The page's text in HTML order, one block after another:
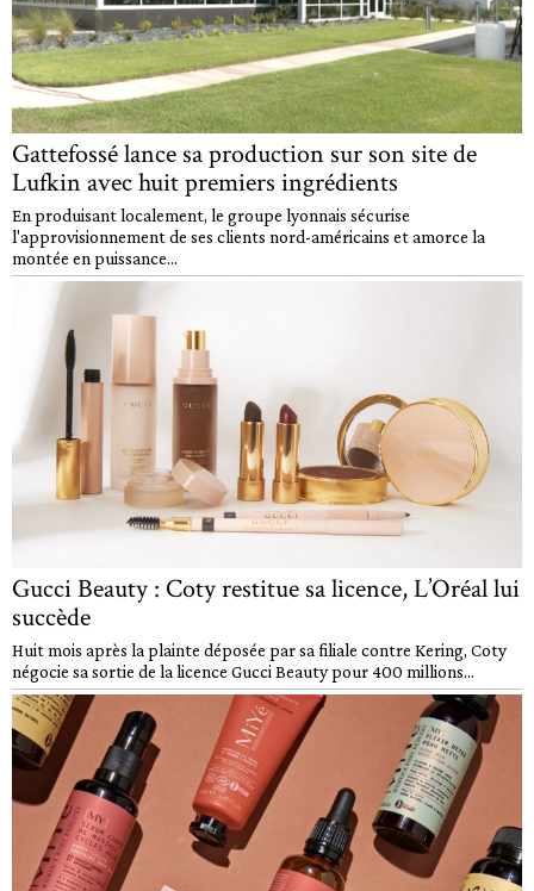
Gattefossé lance sa production sur son site de
Lufkin avec huit premiers ingrédients
En produisant localement, le groupe lyonnais sécurise
l'approvisionnement de ses clients nord-américains et amorce la
montée en puissance...
Gucci Beauty : Coty restitue sa licence, L’Oréal lui
succède
Huit mois après la plainte déposée par sa filiale contre Kering, Coty
négocie sa sortie de la licence Gucci Beauty pour 400 millions...